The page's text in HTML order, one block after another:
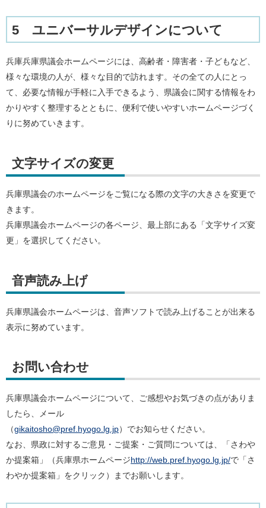
5 ユニバーサルデザインについて
兵庫兵庫県議会ホームページには、高齢者・障害者・子どもなど、
様々な環境の人が、様々な目的で訪れます。その全ての人にとっ
て、必要な情報が手軽に入手できるよう、県議会に関する情報をわ
かりやすく整理するとともに、便利で使いやすいホームページづく
りに努めていきます。
文字サイズの変更
兵庫県議会のホームページをご覧になる際の文字の大きさを変更で
きます。
兵庫県議会ホームページの各ページ、最上部にある「文字サイズ変
更」を選択してください。
音声読み上げ
兵庫県議会ホームページは、音声ソフトで読み上げることが出来る
表示に努めています。
お問い合わせ
兵庫県議会ホームページについて、ご感想やお気づきの点がありま
したら、メール
（gikaitosho@pref.hyogo.lg.jp）でお知らせください。
なお、県政に対するご意見・ご提案・ご質問については、「さわや
か提案箱」（兵庫県ホームページhttp://web.pref.hyogo.lg.jp/で「さ
わやか提案箱」をクリック）までお願いします。